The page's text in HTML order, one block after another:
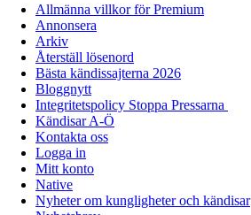
Allmänna villkor för Premium
Annonsera
Arkiv
Återställ lösenord
Bästa kändissajterna 2026
Bloggnytt
Integritetspolicy Stoppa Pressarna
Kändisar A-Ö
Kontakta oss
Logga in
Mitt konto
Native
Nyheter om kungligheter och kändisar